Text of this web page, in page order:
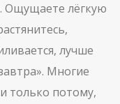
Ощущаете лёгкую
лучше
Многие
только потому,